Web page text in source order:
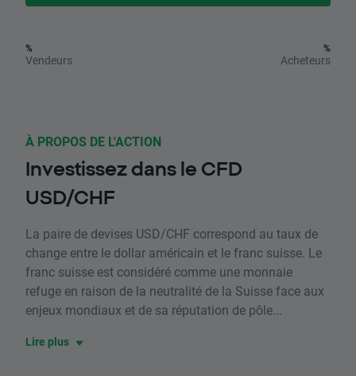
%
Vendeurs
%
Acheteurs
À PROPOS DE L'ACTION
Investissez dans le CFD
USD/CHF
La paire de devises USD/CHF correspond au taux de
change entre le dollar américain et le franc suisse. Le
franc suisse est considéré comme une monnaie
refuge en raison de la neutralité de la Suisse face aux
enjeux mondiaux et de sa réputation de pôle...
Lire plus